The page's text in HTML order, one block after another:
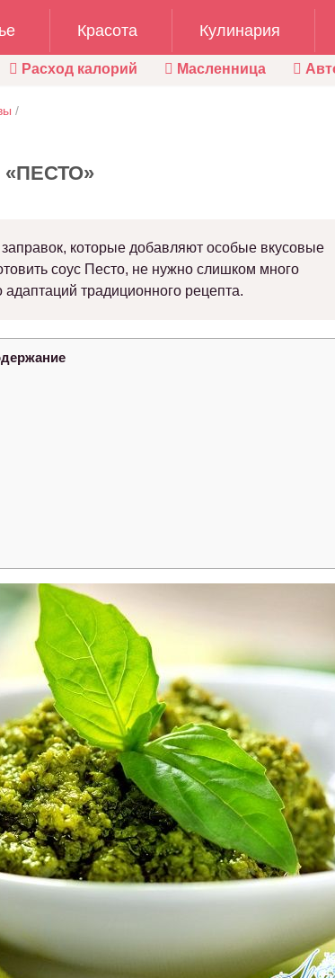
Красота Кулинария
Расход калорий Масленница
/
которые добавляют особые вкусовые
соус Песто, не нужно слишком много
традиционного рецепта.